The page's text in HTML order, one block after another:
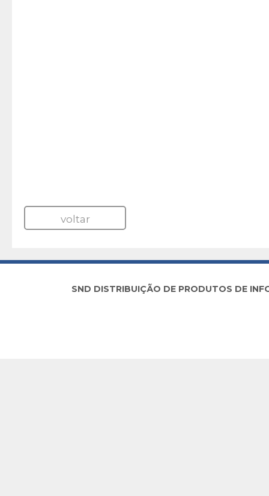
voltar
SND DISTRIBUIÇÃO DE PRODUTOS DE